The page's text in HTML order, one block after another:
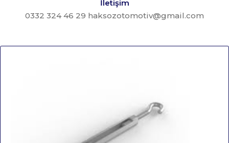
İletişim
0332 324 46 29 haksozotomotiv@gmail.com